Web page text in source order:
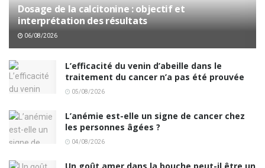
Dosage de la calcitonine : objectif et
interprétation des résultats
06/08/2026
L’efficacité du venin d’abeille dans le
traitement du cancer n’a pas été prouvée
05/08/2026
L’anémie est-elle un signe de cancer chez
les personnes âgées ?
04/08/2026